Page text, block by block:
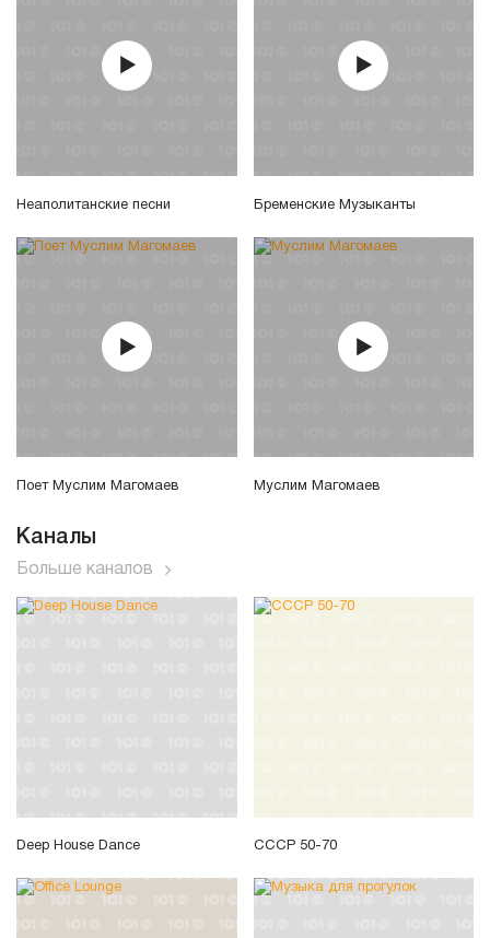
Неаполитанские песни Бременские Музыканты
Поет Муслим Магомаев Муслим Магомаев
Каналы
Больше каналов
Deep House Dance СССР 50-70